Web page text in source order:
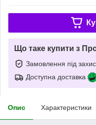
Що таке купити з
Замовлення під
Доступна доставка
Опис Характеристики